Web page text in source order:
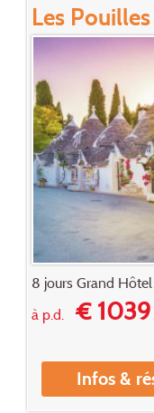
Les Pouilles
8 jours Grand
à p.d.€ 1039
Infos &